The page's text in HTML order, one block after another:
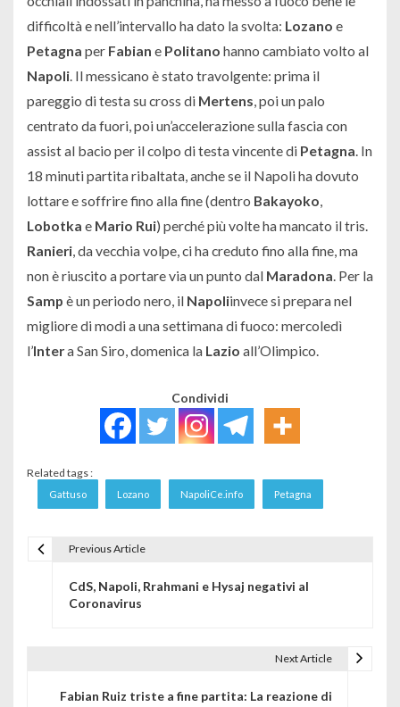
difficoltà e nell’intervallo ha dato la svolta: Lozano e
Petagna per Fabian e Politano hanno cambiato volto al
Napoli. Il messicano è stato travolgente: prima il
pareggio di testa su cross di Mertens, poi un palo
centrato da fuori, poi un’accelerazione sulla fascia con
assist al bacio per il colpo di testa vincente di Petagna. In
18 minuti partita ribaltata, anche se il Napoli ha dovuto
lottare e soffrire fino alla fine (dentro Bakayoko,
Lobotka e Mario Rui) perché più volte ha mancato il tris.
Ranieri, da vecchia volpe, ci ha creduto fino alla fine, ma
non è riuscito a portare via un punto dal Maradona. Per la
Samp è un periodo nero, il Napoliinvece si prepara nel
migliore di modi a una settimana di fuoco: mercoledì
l’Intera San Siro, domenica la Lazio all’Olimpico.
Condividi
Related tags :
Gattuso Lozano NapoliCe.info Petagna
Previous Article
CdS, Napoli, Rrahmani e Hysaj negativi al
Coronavirus
Next Article
Fabian Ruiz triste a fine partita: La reazione di